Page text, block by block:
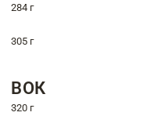
284 г
305 г
ВОК
320 г